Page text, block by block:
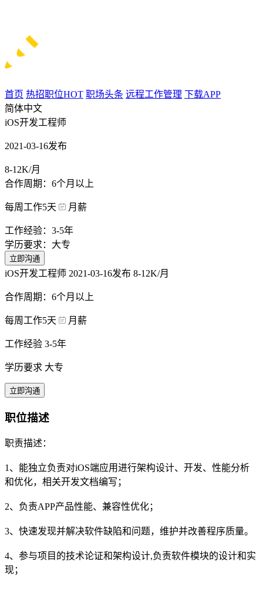
首页 热招职位HOT 职场头条 远程工作管理 下载APP
简体中文
iOS开发工程师
2021-03-16发布
8-12K/月
合作周期：6个月以上
每周工作5天 月薪
工作经验：3-5年
学历要求：大专
立即沟通
iOS开发工程师 2021-03-16发布 8-12K/月
合作周期：6个月以上
每周工作5天 月薪
工作经验 3-5年
学历要求 大专
立即沟通
职位描述
职责描述：
1、能独立负责对iOS端应用进行架构设计、开发、性能分析
和优化，相关开发文档编写；
2、负责APP产品性能、兼容性优化；
3、快速发现并解决软件缺陷和问题，维护并改善程序质量。
4、参与项目的技术论证和架构设计,负责软件模块的设计和实
现；